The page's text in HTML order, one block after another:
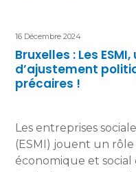
16 Décembre 2024
Bruxelles : Les
d’ajustement
précaires !
Les entreprises
(ESMI) jouent un
économique et